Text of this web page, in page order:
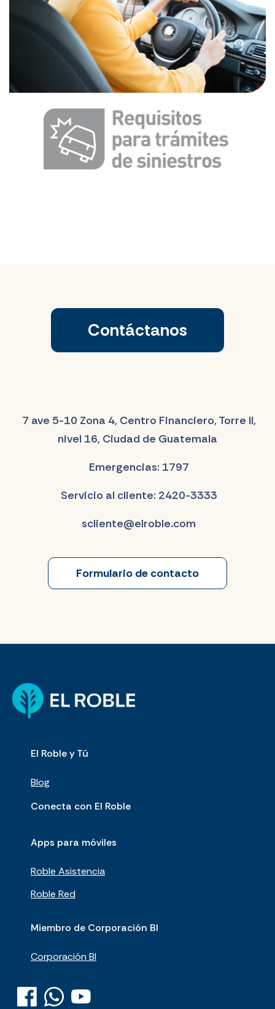
Contáctanos
7 ave 5-10 Zona 4, Centro Financiero, Torre II,
nivel 16, Ciudad de Guatemala
Emergencias: 1797
Servicio al cliente: 2420-3333
scliente@elroble.com
Formulario de contacto
El Roble y Tú
Blog
Conecta con El Roble
Apps para móviles
Roble Asistencia
Roble Red
Miembro de Corporación BI
Corporación BI